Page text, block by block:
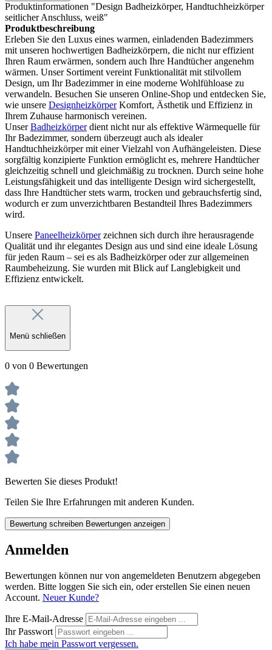
Produktinformationen "Design Badheizkörper, Handtuchheizkörper
seitlicher Anschluss, weiß"
Produktbeschreibung
Erleben Sie den Luxus eines warmen, einladenden Badezimmers
mit unseren hochwertigen Badheizkörpern, die nicht nur effizient
Ihren Raum erwärmen, sondern auch Ihre Handtücher angenehm
wärmen. Unser Sortiment vereint Funktionalität mit stilvollem
Design, um Ihr Badezimmer in eine moderne Wohlfühloase zu
verwandeln. Besuchen Sie unseren Online-Shop und entdecken Sie,
wie unsere DesignheizkörperKomfort, Ästhetik und Effizienz in
Ihrem Zuhause harmonisch vereinen.
UnserBadheizkörperdient nicht nur als effektive Wärmequelle für
Ihr Badezimmer, sondern überzeugt auch als idealer
Handtuchheizkörper mit einer Vielzahl von Aufhängeleisten. Diese
sorgfältig konzipierte Funktion ermöglicht es, mehrere Handtücher
gleichzeitig schnell und gleichmäßig zu trocknen. Durch seine hohe
Leistungsfähigkeit und das intelligente Design wird sichergestellt,
dass Ihre Handtücher stets warm, trocken und gebrauchsfertig sind,
wodurch er zum unverzichtbaren Bestandteil Ihres Badezimmers
wird.
Unsere Paneelheizkörperzeichnen sich durch ihre herausragende
Qualität und ihr elegantes Design aus und sind eine ideale Lösung
für jeden Raum – sei es als Badheizkörper oder zur allgemeinen
Raumbeheizung. Sie wurden mit Blick auf Langlebigkeit und
Effizienz entwickelt.
Menü schließen
0 von 0 Bewertungen
Bewerten Sie dieses Produkt!
Teilen Sie Ihre Erfahrungen mit anderen Kunden.
Bewertung schreiben Bewertungen anzeigen
Anmelden
Bewertungen können nur von angemeldeten Benutzern abgegeben
werden. Bitte loggen Sie sich ein, oder erstellen Sie einen neuen
Account. Neuer Kunde?
Ihre E-Mail-Adresse
Ihr Passwort
Ich habe mein Passwort vergessen.